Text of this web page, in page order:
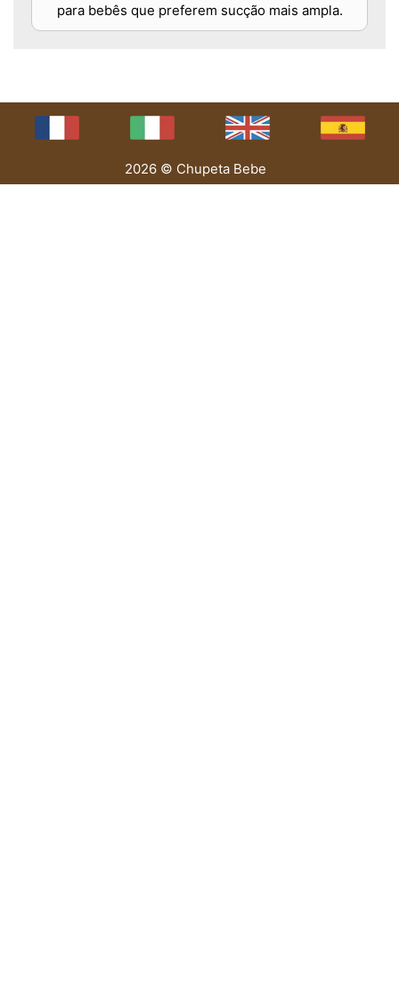
para bebês que preferem sucção mais ampla.
2026 © Chupeta Bebe